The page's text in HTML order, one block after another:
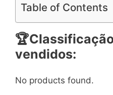
Table of Contents
🏆
vendidos:
No products found.